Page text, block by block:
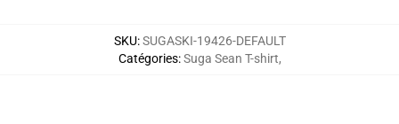
SKU:SUGASKI-19426-DEFAULT
Catégories:Suga Sean T-shirt,